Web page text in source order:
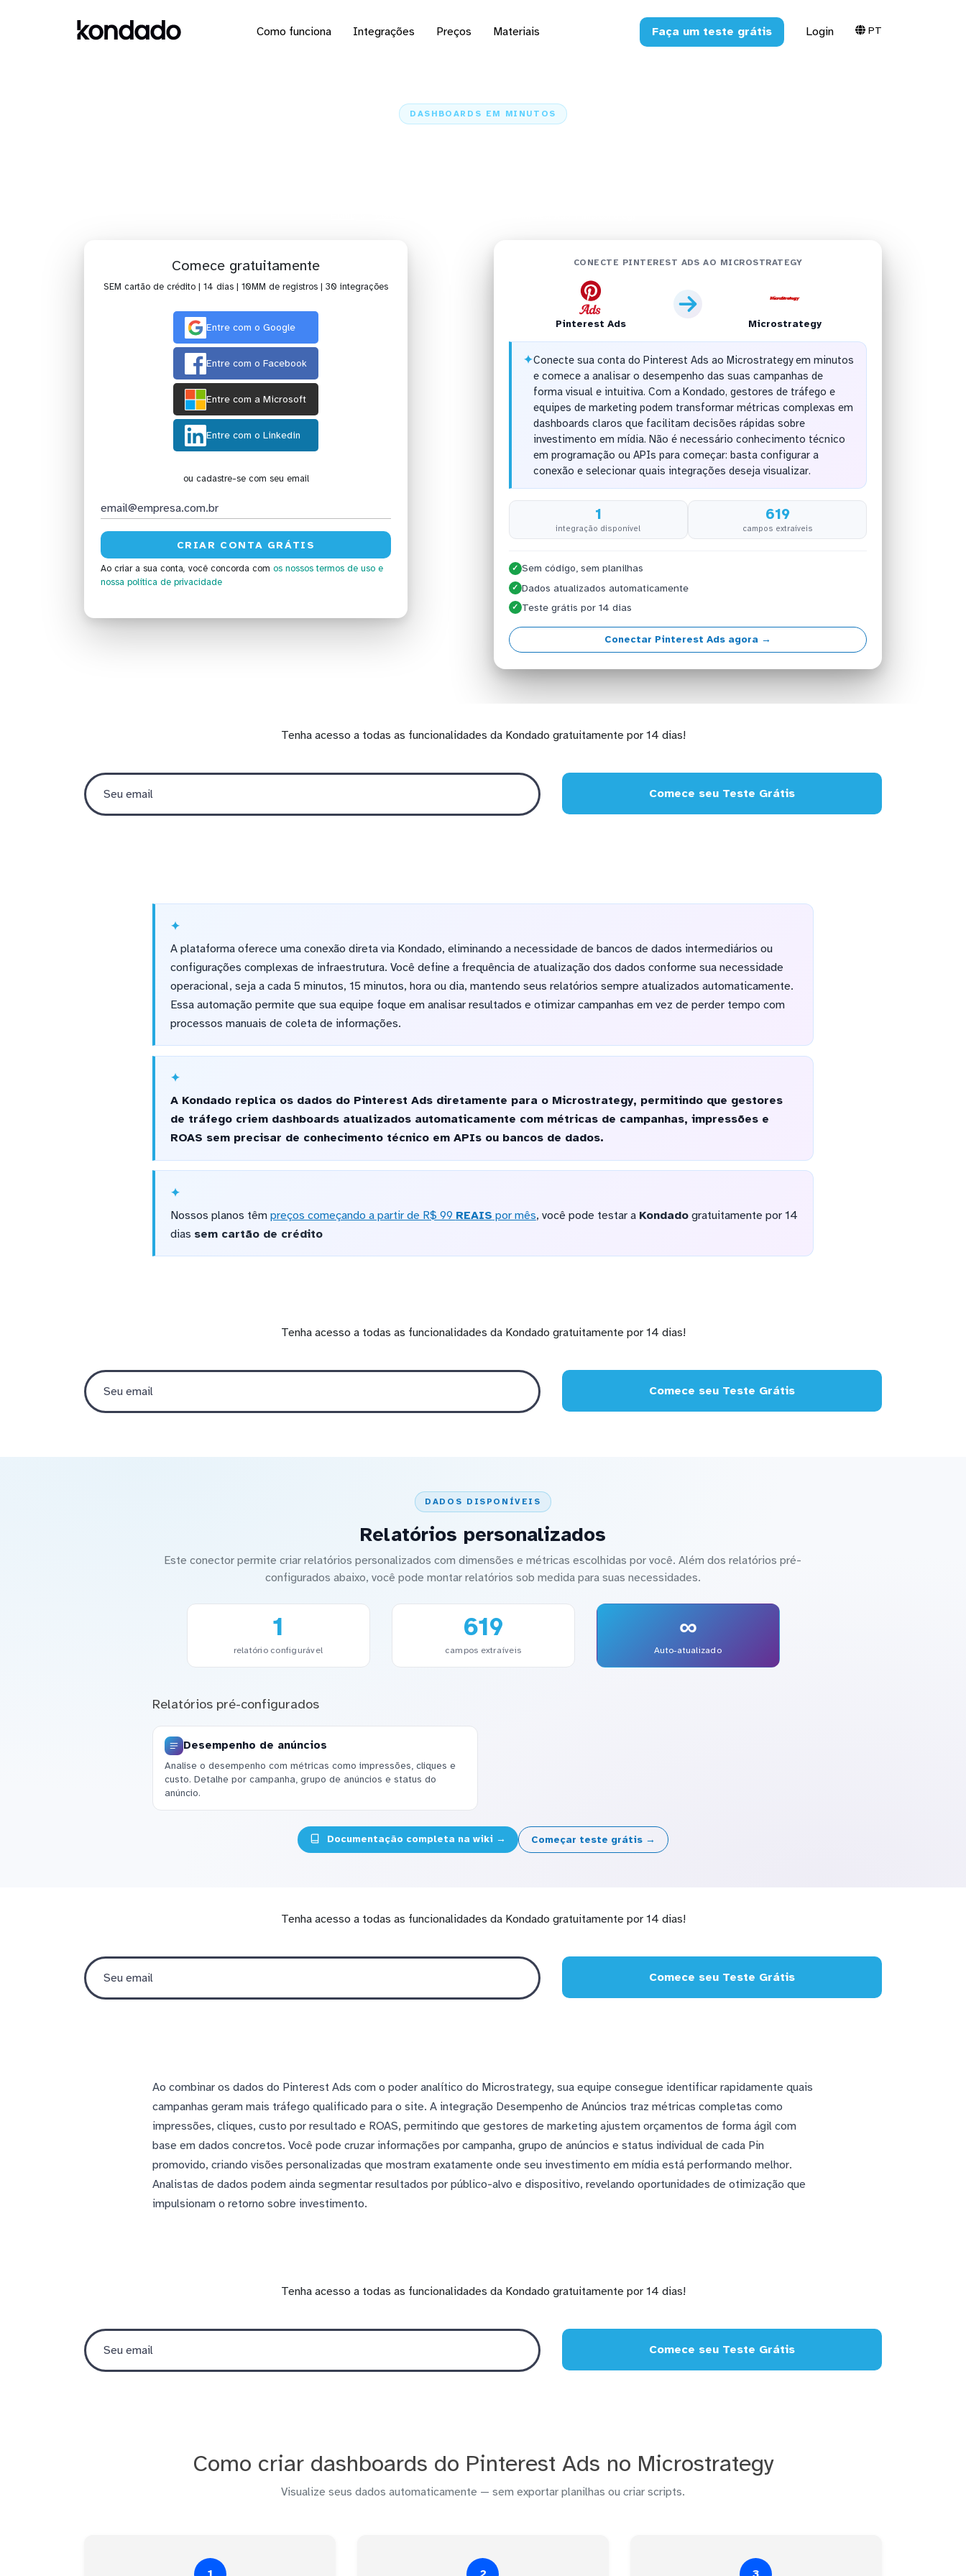
Como funciona Integrações Preços Materiais Faça um teste grátis Login PT
DASHBOARDS EM MINUTOS
Comece gratuitamente
SEM cartão de crédito | 14 dias | 10MM de registros | 30 integrações
Entre com o Google
Entre com o Facebook
Entre com a Microsoft
Entre com o Linkedin
ou cadastre-se com seu email
Ao criar a sua conta, você concorda com os nossos termos de uso e
nossa política de privacidade
CONECTE PINTEREST ADS AO MICROSTRATEGY
Pinterest Ads Microstrategy
✦Conecte sua conta do Pinterest Ads ao Microstrategy em minutos
e comece a analisar o desempenho das suas campanhas de
forma visual e intuitiva. Com a Kondado, gestores de tráfego e
equipes de marketing podem transformar métricas complexas em
dashboards claros que facilitam decisões rápidas sobre
investimento em mídia. Não é necessário conhecimento técnico
em programação ou APIs para começar: basta configurar a
conexão e selecionar quais integrações deseja visualizar.
1
integração disponível
619
campos extraíveis
✓ Sem código, sem planilhas
✓ Dados atualizados automaticamente
✓ Teste grátis por 14 dias
Conectar Pinterest Ads agora →
Tenha acesso a todas as funcionalidades da Kondado gratuitamente por 14 dias!
Comece seu Teste Grátis
A plataforma oferece uma conexão direta via Kondado, eliminando a necessidade de bancos de dados intermediários ou
configurações complexas de infraestrutura. Você define a frequência de atualização dos dados conforme sua necessidade
operacional, seja a cada 5 minutos, 15 minutos, hora ou dia, mantendo seus relatórios sempre atualizados automaticamente.
Essa automação permite que sua equipe foque em analisar resultados e otimizar campanhas em vez de perder tempo com
processos manuais de coleta de informações.
A Kondado replica os dados do Pinterest Ads diretamente para o Microstrategy, permitindo que gestores
de tráfego criem dashboards atualizados automaticamente com métricas de campanhas, impressões e
ROAS sem precisar de conhecimento técnico em APIs ou bancos de dados.
Nossos planos têm preços começando a partir de R$ 99 REAIS por mês, você pode testar a Kondadogratuitamente por 14
dias sem cartão de crédito
Tenha acesso a todas as funcionalidades da Kondado gratuitamente por 14 dias!
Comece seu Teste Grátis
DADOS DISPONÍVEIS
Relatórios personalizados
Este conector permite criar relatórios personalizados com dimensões e métricas escolhidas por você. Além dos relatórios pré-
configurados abaixo, você pode montar relatórios sob medida para suas necessidades.
1
relatório configurável
619
campos extraíveis
∞
Auto-atualizado
Relatórios pré-configurados
Desempenho de anúncios
Analise o desempenho com métricas como impressões, cliques e
custo. Detalhe por campanha, grupo de anúncios e status do
anúncio.
Documentação completa na wiki → Começar teste grátis →
Tenha acesso a todas as funcionalidades da Kondado gratuitamente por 14 dias!
Comece seu Teste Grátis
Ao combinar os dados do Pinterest Ads com o poder analítico do Microstrategy, sua equipe consegue identificar rapidamente quais
campanhas geram mais tráfego qualificado para o site. A integração Desempenho de Anúncios traz métricas completas como
impressões, cliques, custo por resultado e ROAS, permitindo que gestores de marketing ajustem orçamentos de forma ágil com
base em dados concretos. Você pode cruzar informações por campanha, grupo de anúncios e status individual de cada Pin
promovido, criando visões personalizadas que mostram exatamente onde seu investimento em mídia está performando melhor.
Analistas de dados podem ainda segmentar resultados por público-alvo e dispositivo, revelando oportunidades de otimização que
impulsionam o retorno sobre investimento.
Tenha acesso a todas as funcionalidades da Kondado gratuitamente por 14 dias!
Comece seu Teste Grátis
Como criar dashboards do Pinterest Ads no Microstrategy
Visualize seus dados automaticamente — sem exportar planilhas ou criar scripts.